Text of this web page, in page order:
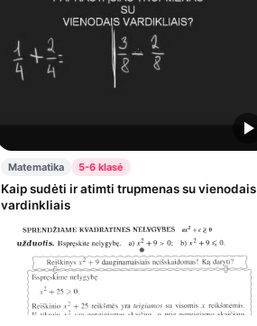
Matematika 5-6 klasė
Kaip sudėti ir atimti trupmenas su vienodais
vardinkliais